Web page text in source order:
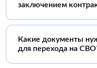
заключением
Какие документы
для перехода на